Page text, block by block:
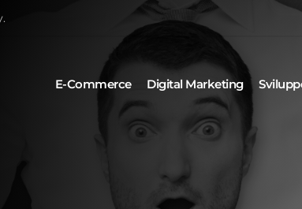
E-Commerce Digital Marketing